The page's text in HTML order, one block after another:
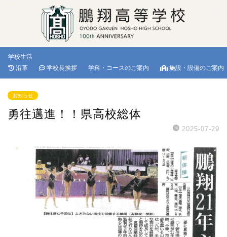
学校生活
沿革
学校長挨拶 学科・コースのご案内 施設・設備のご案内
お知らせ
勇往邁進！！県高校総体
2025-07-29